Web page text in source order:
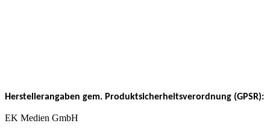
Herstellerangaben gem. Produktsicherheitsverordnung (GPSR):
EK Medien GmbH